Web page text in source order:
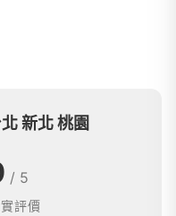
新北 桃園
/ 5
評價